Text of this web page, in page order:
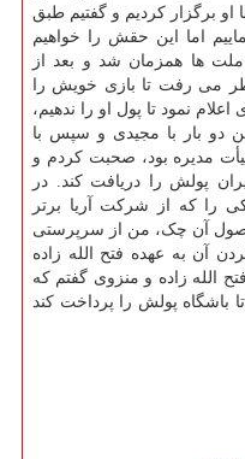
برگزار کردیم و گفتیم طبق
اما این حقش را خواهیم
ملت ها همزمان شد و بعد از
قطر می رفت تا بازی خویش را
نمود تا پول او را ندهیم،
دو بار با مجیدی و سپس با
مدیره بود، صحبت کردم و
پولش را دریافت کند. در
را که از شرکت آریا برتر
وصول آن چک، من از سرپرستی
آن به عهده فتح الله زاده
الله زاده و منزوی گفتم که
باشگاه پولش را پرداخت کند